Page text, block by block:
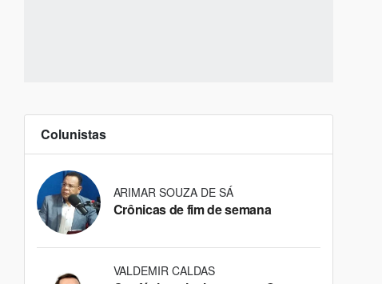
Colunistas
ARIMAR SOUZA DE SÁ
Crônicas de fim de semana
VALDEMIR CALDAS